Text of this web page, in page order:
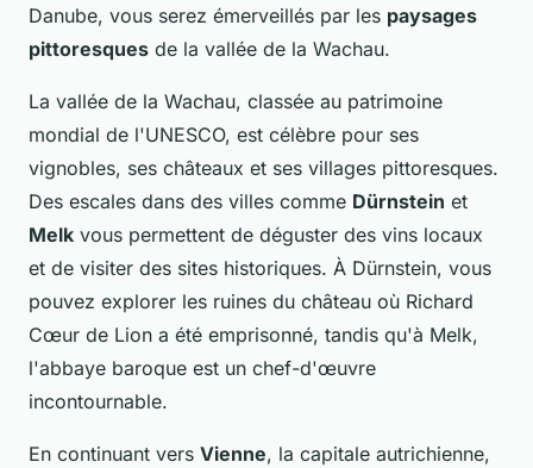
Danube, vous serez émerveillés par les paysages
pittoresques de la vallée de la Wachau.
La vallée de la Wachau, classée au patrimoine
mondial de l'UNESCO, est célèbre pour ses
vignobles, ses châteaux et ses villages pittoresques.
Des escales dans des villes comme Dürnstein et
Melk vous permettent de déguster des vins locaux
et de visiter des sites historiques. À Dürnstein, vous
pouvez explorer les ruines du château où Richard
Cœur de Lion a été emprisonné, tandis qu'à Melk,
l'abbaye baroque est un chef-d'œuvre
incontournable.
En continuant vers Vienne, la capitale autrichienne,